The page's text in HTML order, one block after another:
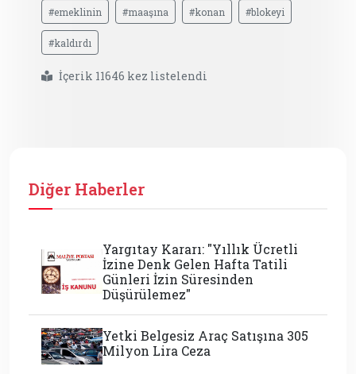
#emeklinin #maaşına #konan #blokeyi
#kaldırdı
İçerik 11646 kez listelendi
Diğer Haberler
Yargıtay Kararı: "Yıllık Ücretli
İzine Denk Gelen Hafta Tatili
Günleri İzin Süresinden
Düşürülemez"
Yetki Belgesiz Araç Satışına 305
Milyon Lira Ceza